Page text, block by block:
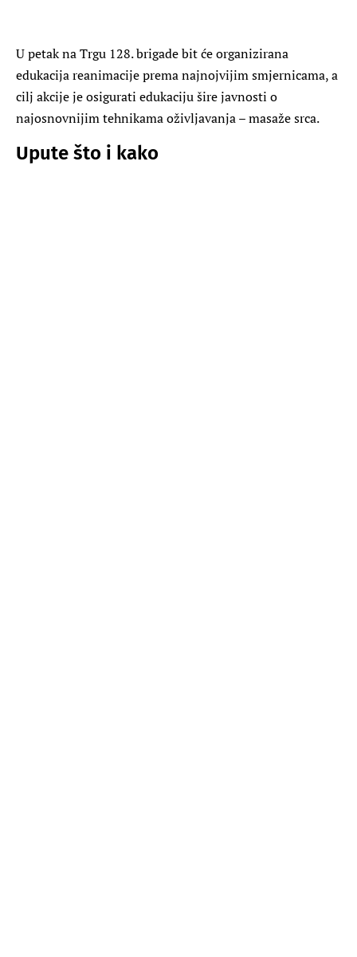
U petak na Trgu 128. brigade bit će organizirana
edukacija reanimacije prema najnojvijim smjernicama, a
cilj akcije je osigurati edukaciju šire javnosti o
najosnovnijim tehnikama oživljavanja – masaže srca.
Upute što i kako